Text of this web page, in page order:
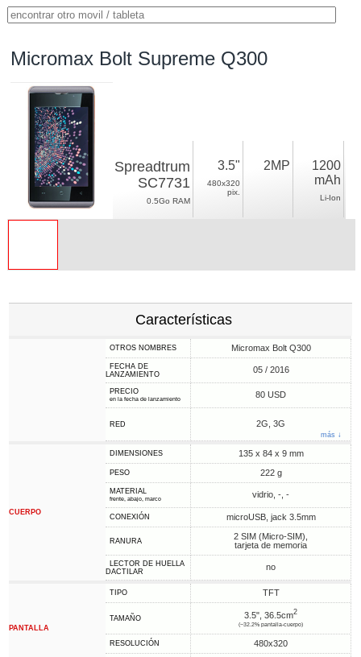
Micromax Bolt Supreme Q300
Spreadtrum
SC7731
0.5Go RAM
3.5"
480x320
pix.
2MP
1200
mAh
Li-Ion
Características
OTROS NOMBRES Micromax Bolt Q300
FECHA DE
LANZAMIENTO
05 / 2016
PRECIO
en la fecha de lanzamiento 80 USD
RED 2G, 3G
más ↓
CUERPO
DIMENSIONES 135 x 84 x 9 mm
PESO 222 g
MATERIAL
frente, abajo, marco vidrio, -, -
CONEXIÓN microUSB, jack 3.5mm
RANURA
2 SIM (Micro-SIM),
tarjeta de memoria
LECTOR DE HUELLA
DACTILAR
no
PANTALLA
TIPO TFT
TAMAÑO 3.5", 36.5cm2
(~32.2% pantalla-cuerpo)
RESOLUCIÓN 480x320